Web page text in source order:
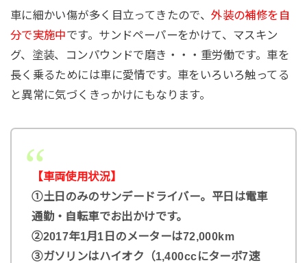
車に細かい傷が多く目立ってきたので、外装の補修を自
分で実施中です。サンドペーパーをかけて、マスキン
グ、塗装、コンパウンドで磨き・・・重労働です。車を
長く乗るためには車に愛情です。車をいろいろ触ってる
と異常に気づくきっかけにもなります。
【車両使用状況】
①土日のみのサンデードライバー。平日は電車
通勤・自転車でお出かけです。
②2017年1月1日のメーターは72,000km
③ガソリンはハイオク（1,400ccにターボ7速